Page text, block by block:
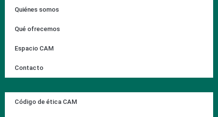
Quiénes somos
Qué ofrecemos
Espacio CAM
Contacto
Código de ética CAM